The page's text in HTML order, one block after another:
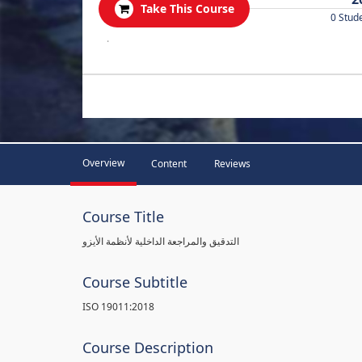
Take This Course
0
.
Overview Content Reviews
Course Title
التدقيق والمراجعة الداخلية لأنظمة الأيزو
Course Subtitle
ISO 19011:2018
Course Description